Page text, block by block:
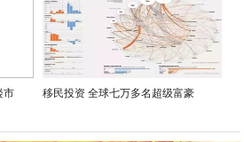
市 移民投资 全球七万多名超级富豪